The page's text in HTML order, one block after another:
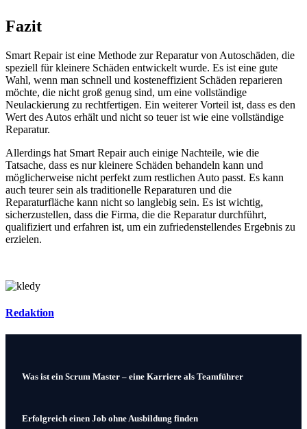
Fazit
Smart Repair ist eine Methode zur Reparatur von Autoschäden, die
speziell für kleinere Schäden entwickelt wurde. Es ist eine gute
Wahl, wenn man schnell und kosteneffizient Schäden reparieren
möchte, die nicht groß genug sind, um eine vollständige
Neulackierung zu rechtfertigen. Ein weiterer Vorteil ist, dass es den
Wert des Autos erhält und nicht so teuer ist wie eine vollständige
Reparatur.
Allerdings hat Smart Repair auch einige Nachteile, wie die
Tatsache, dass es nur kleinere Schäden behandeln kann und
möglicherweise nicht perfekt zum restlichen Auto passt. Es kann
auch teurer sein als traditionelle Reparaturen und die
Reparaturfläche kann nicht so langlebig sein. Es ist wichtig,
sicherzustellen, dass die Firma, die die Reparatur durchführt,
qualifiziert und erfahren ist, um ein zufriedenstellendes Ergebnis zu
erzielen.
Redaktion
Was ist ein Scrum Master – eine Karriere als Teamführer
Erfolgreich einen Job ohne Ausbildung finden